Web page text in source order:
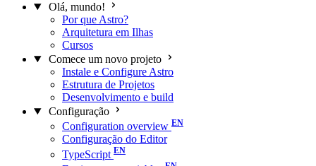
Olá, mundo!
Por que Astro?
Arquitetura em Ilhas
Cursos
Comece um novo projeto
Instale e Configure Astro
Estrutura de Projetos
Desenvolvimento e build
Configuração
Configuration overview
Configuração do Editor
TypeScript